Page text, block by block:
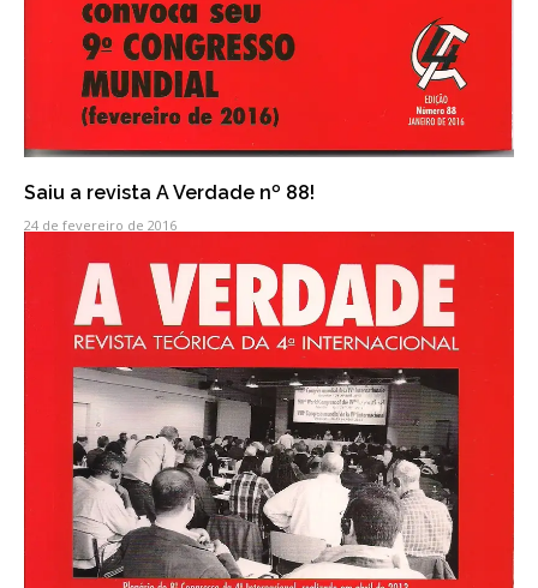
Saiu a revista A Verdade nº 88!
24 de fevereiro de 2016